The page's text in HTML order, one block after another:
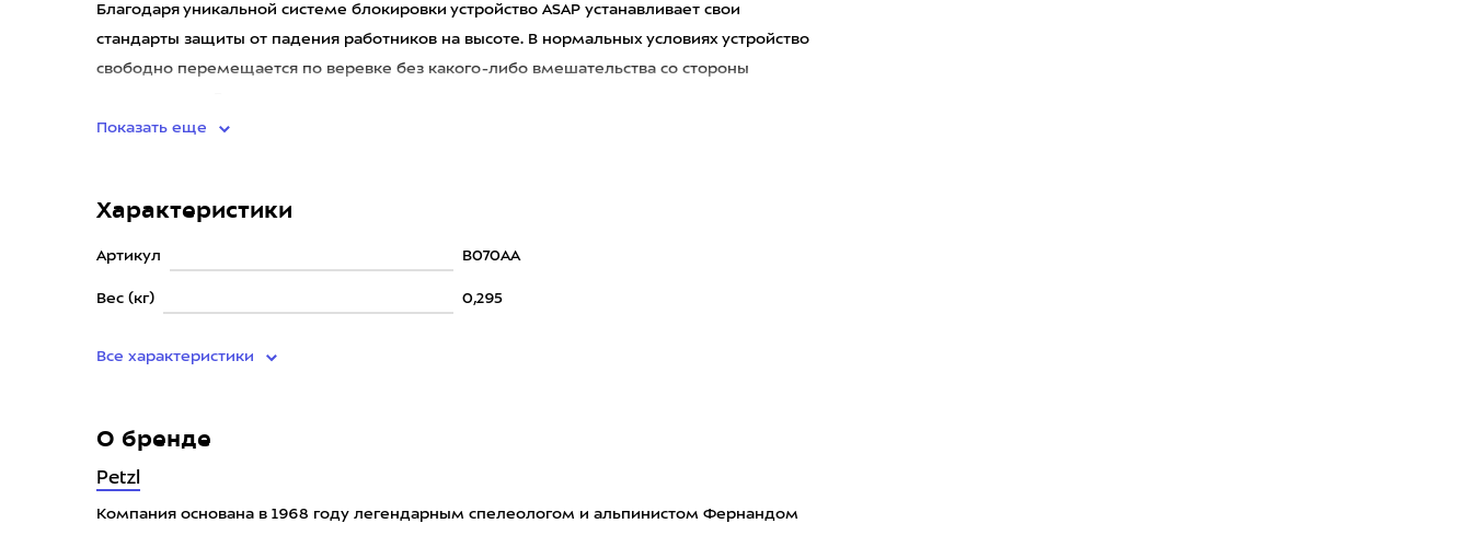
Благодаря уникальной системе блокировки устройство ASAP устанавливает свои
стандарты защиты от падения работников на высоте. В нормальных условиях устройство
свободно перемещается по веревке без какого-либо вмешательства со стороны
Показать еще
Характеристики
Артикул B070AA
Вес (кг) 0,295
Все характеристики
О бренде
Petzl
Компания основана в 1968 году легендарным спелеологом и альпинистом Фернандом